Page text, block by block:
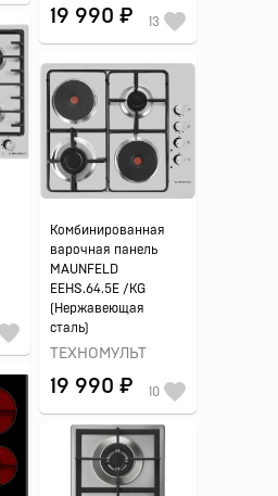
19 990 ₽ 13
Комбинированная
варочная панель
MAUNFELD
EEHS.64.5E /KG
(Нержавеющая
сталь)
ТЕХНОМУЛЬТ
19 990 ₽ 10